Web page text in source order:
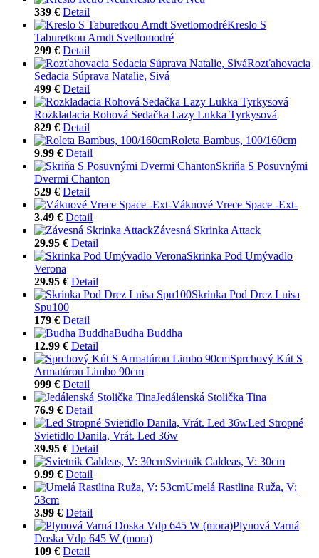
339 € Detail
Kreslo S
Taburetkou Arndt Svetlomodré
299 € Detail
Rozťahovacia
Sedacia Súprava Natalie, Sivá
499 € Detail
Rozkladacia Rohová Sedačka Lazy Lukka Tyrkysová
829 € Detail
Roleta Bambus, 100/160cm
9.99 € Detail
Skriňa S Posuvnými
Dvermi Chanton
529 € Detail
Vákuové Vrece Space -Ext-
3.49 € Detail
Závesná Skrinka Attack
29.95 € Detail
Skrinka Pod Umývadlo
Verona
29.95 € Detail
Skrinka Pod Drez Luisa
Spu100
179 € Detail
Budha Buddha
12.99 € Detail
Sprchový Kút S
Armatúrou Limbo 90cm
999 € Detail
Jedálenská Stolička Tina
76.9 € Detail
Led Stropné
Svietidlo Danila, Vrát. Led 36w
39.95 € Detail
Svietnik Caldeas, V: 30cm
9.99 € Detail
Umelá Rastlina Ruža, V:
53cm
3.99 € Detail
Plynová Varná
Doska Vdp 645 W (mora)
109 € Detail